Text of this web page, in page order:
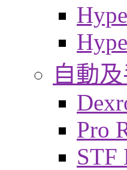
自動
Pro
STF